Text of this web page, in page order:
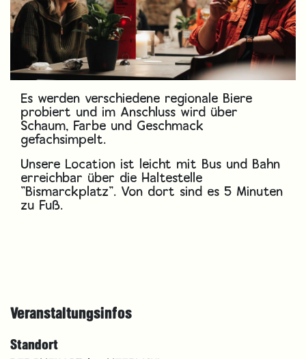
Es werden verschiedene regionale Biere
probiert und im Anschluss wird über
Schaum, Farbe und Geschmack
gefachsimpelt.
Unsere Location ist leicht mit Bus und Bahn
erreichbar über die Haltestelle
"Bismarckplatz". Von dort sind es 5 Minuten
zu Fuß.
Veranstaltungsinfos
Standort